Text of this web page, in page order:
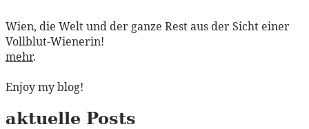
Wien, die Welt und der ganze Rest aus der Sicht einer
Vollblut-Wienerin!
mehr.
Enjoy my blog!
aktuelle Posts